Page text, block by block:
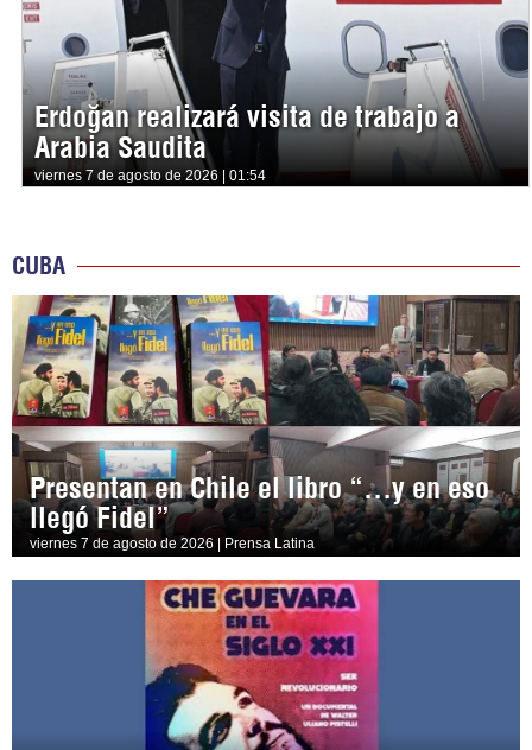
Erdoğan realizará visita de trabajo a
Arabia Saudita
viernes 7 de agosto de 2026 | 01:54
CUBA
Presentan en Chile el libro “…y en eso
llegó Fidel”
viernes 7 de agosto de 2026 | Prensa Latina